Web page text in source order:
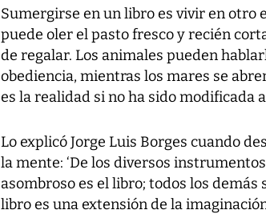
Sumergirse en un libro es vivir en otro
puede oler el pasto fresco y recién
de regalar. Los animales pueden
obediencia, mientras los mares se
es la realidad si no ha sido modificada
Lo explicó Jorge Luis Borges cuando
la mente: ‘De los diversos
asombroso es el libro; todos los demás
libro es una extensión de la